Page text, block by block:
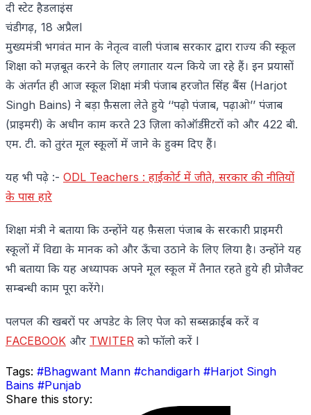
दी स्टेट हैडलाइंस
चंडीगढ़, 18 अप्रैलl
मुख्यमंत्री भगवंत मान के नेतृत्व वाली पंजाब सरकार द्वारा राज्य की स्कूल
शिक्षा को मज़बूत करने के लिए लगातार यत्न किये जा रहे हैं। इन प्रयासों
के अंतर्गत ही आज स्कूल शिक्षा मंत्री पंजाब हरजोत सिंह बैंस (Harjot
Singh Bains) ने बड़ा फ़ैसला लेते हुये ‘‘पढ़ो पंजाब, पढ़ाओ’’ पंजाब
(प्राइमरी) के अधीन काम करते 23 ज़िला कोऑर्डीनेटरों को और 422 बी.
एम. टी. को तुरंत मूल स्कूलों में जाने के हुक्म दिए हैं।
यह भी पढ़े :- ODL Teachers : हाईकोर्ट में जीते, सरकार की नीतियों
के पास हारे
शिक्षा मंत्री ने बताया कि उन्होंने यह फ़ैसला पंजाब के सरकारी प्राइमरी
स्कूलों में विद्या के मानक को और ऊँचा उठाने के लिए लिया है। उन्होंने यह
भी बताया कि यह अध्यापक अपने मूल स्कूल में तैनात रहते हुये ही प्रोजैक्ट
सम्बन्धी काम पूरा करेंगे।
पलपल की खबरों पर अपडेट के लिए पेज को सब्सक्राईब करें व
FACEBOOK और TWITER को फॉलो करें l
Tags: #Bhagwant Mann #chandigarh #Harjot Singh
Bains #Punjab
Share this story: